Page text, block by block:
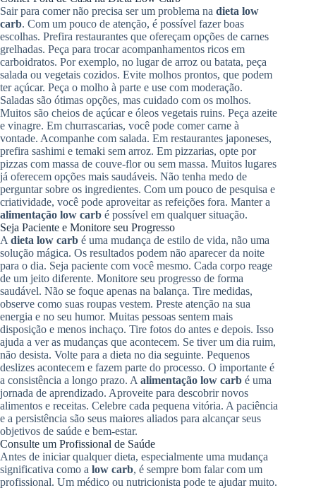
Sair para comer não precisa ser um problema na dieta low
carb. Com um pouco de atenção, é possível fazer boas
escolhas. Prefira restaurantes que ofereçam opções de carnes
grelhadas. Peça para trocar acompanhamentos ricos em
carboidratos. Por exemplo, no lugar de arroz ou batata, peça
salada ou vegetais cozidos. Evite molhos prontos, que podem
ter açúcar. Peça o molho à parte e use com moderação.
Saladas são ótimas opções, mas cuidado com os molhos.
Muitos são cheios de açúcar e óleos vegetais ruins. Peça azeite
e vinagre. Em churrascarias, você pode comer carne à
vontade. Acompanhe com salada. Em restaurantes japoneses,
prefira sashimi e temaki sem arroz. Em pizzarias, opte por
pizzas com massa de couve-flor ou sem massa. Muitos lugares
já oferecem opções mais saudáveis. Não tenha medo de
perguntar sobre os ingredientes. Com um pouco de pesquisa e
criatividade, você pode aproveitar as refeições fora. Manter a
alimentação low carb é possível em qualquer situação.
Seja Paciente e Monitore seu Progresso
A dieta low carb é uma mudança de estilo de vida, não uma
solução mágica. Os resultados podem não aparecer da noite
para o dia. Seja paciente com você mesmo. Cada corpo reage
de um jeito diferente. Monitore seu progresso de forma
saudável. Não se foque apenas na balança. Tire medidas,
observe como suas roupas vestem. Preste atenção na sua
energia e no seu humor. Muitas pessoas sentem mais
disposição e menos inchaço. Tire fotos do antes e depois. Isso
ajuda a ver as mudanças que acontecem. Se tiver um dia ruim,
não desista. Volte para a dieta no dia seguinte. Pequenos
deslizes acontecem e fazem parte do processo. O importante é
a consistência a longo prazo. A alimentação low carb é uma
jornada de aprendizado. Aproveite para descobrir novos
alimentos e receitas. Celebre cada pequena vitória. A paciência
e a persistência são seus maiores aliados para alcançar seus
objetivos de saúde e bem-estar.
Consulte um Profissional de Saúde
Antes de iniciar qualquer dieta, especialmente uma mudança
significativa como a low carb, é sempre bom falar com um
profissional. Um médico ou nutricionista pode te ajudar muito.